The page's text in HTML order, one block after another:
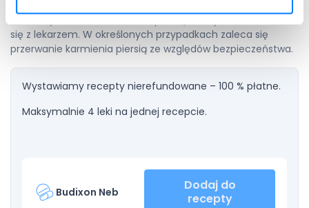
się z lekarzem. W określonych przypadkach zaleca się
przerwanie karmienia piersią ze względów bezpieczeństwa.
Wystawiamy recepty nierefundowane – 100 % płatne.
Maksymalnie 4 leki na jednej recepcie.
Budixon Neb
Dodaj do
recepty